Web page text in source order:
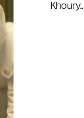
Khoury..